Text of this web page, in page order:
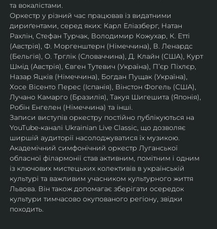
та вокалістами.
Оркестр у різний час працював із видатними
дириґентами, серед яких: Карл Еліазберг, Натан
Рахлін, Стефан Турчак, Володимир Кожухар, К. Етті
(Австрія), Ф. Моргенштерн (Німеччина), В. Ленардс
(Бельгія), О. Трглік (Словаччина), Д. Клайн (США), Курт
Шмід (Австрія), Євген Тутевич (Україна), П’єр Піхлєр,
Назар Яцків (Німеччина), Богдан Пущак (Україна),
Хосе Вісенто Перес (Іспанія), Вінстон Фогель (США),
Лучано Камарго (Бразилія), Такуя Шигешита (Японія),
Робін Енгелен (Німеччина) та інші.
Записи виступів оркестру постійно публікуються на
YouTube-каналі Ukrainian Live Classic, що дозволяє
ширшій аудиторії насолоджуватися їх музикою​.
Академічний симфонічний оркестр Луганської
обласної філармонії став активним, помітним і одним
із ключових мистецьких колективів в українській
культурі та важливим учасником культурного життя
Львова. Він також допомагає зберігати осередок
культури тимчасово окупованого регіону, звідки
походить.